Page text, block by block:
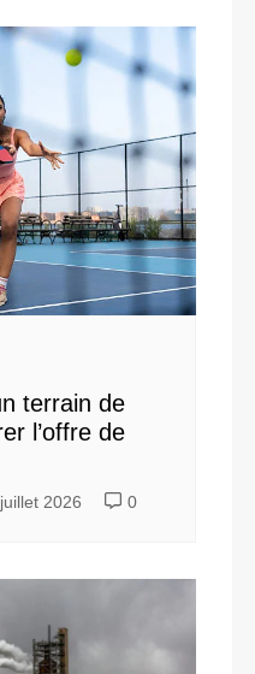
terrain de
l’offre de
2026 0